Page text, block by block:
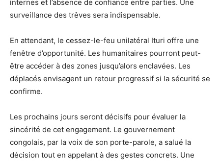
internes et l’absence de confiance entre parties. Une
surveillance des trêves sera indispensable.
En attendant, le cessez-le-feu unilatéral Ituri offre une
fenêtre d’opportunité. Les humanitaires pourront peut-
être accéder à des zones jusqu’alors enclavées. Les
déplacés envisagent un retour progressif si la sécurité se
confirme.
Les prochains jours seront décisifs pour évaluer la
sincérité de cet engagement. Le gouvernement
congolais, par la voix de son porte-parole, a salué la
décision tout en appelant à des gestes concrets. Une